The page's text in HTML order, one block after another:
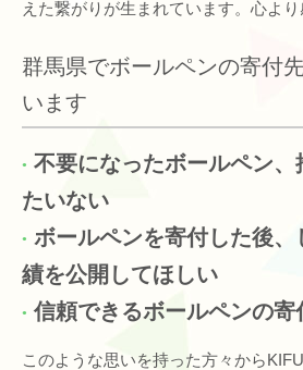
えた繋がりが生まれています。心より
群馬県でボールペンの寄付
います
不要になったボールペン、
たいない
ボールペンを寄付した後、
績を公開してほしい
信頼できるボールペンの寄
このような思いを持った方々から